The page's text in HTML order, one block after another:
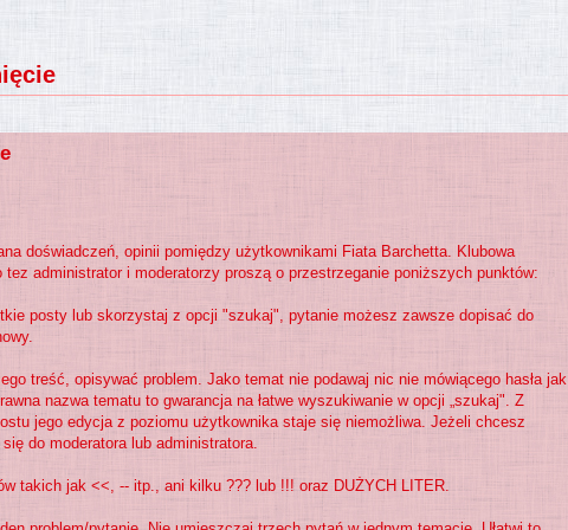
doświadczeń, opinii pomiędzy użytkownikami Fiata Barchetta. Klubowa
administrator i moderatorzy proszą o przestrzeganie poniższych punktów:
posty lub skorzystaj z opcji "szukaj", pytanie możesz zawsze dopisać do
treść, opisywać problem. Jako temat nie podawaj nic nie mówiącego hasła jak
nazwa tematu to gwarancja na łatwe wyszukiwanie w opcji „szukaj". Z
jego edycja z poziomu użytkownika staje się niemożliwa. Jeżeli chcesz
do moderatora lub administratora.
takich jak <<, -- itp., ani kilku ??? lub !!! oraz DUŻYCH LITER.